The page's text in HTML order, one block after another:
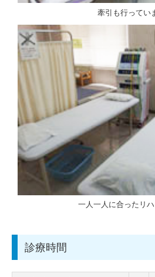
牽引も行ってい
一人一人に合ったリ
診療時間